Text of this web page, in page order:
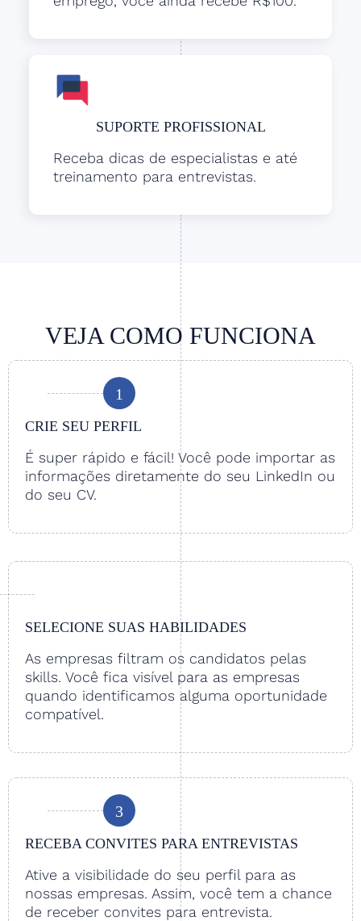
SUPORTE PROFISSIONAL
Receba dicas de especialistas e até
treinamento para entrevistas.
VEJA COMO FUNCIONA
1
CRIE SEU PERFIL
É super rápido e fácil! Você pode importar as
informações diretamente do seu LinkedIn ou
do seu CV.
SELECIONE SUAS HABILIDADES
As empresas filtram os candidatos pelas
skills. Você fica visível para as empresas
quando identificamos alguma oportunidade
compatível.
3
RECEBA CONVITES PARA ENTREVISTAS
Ative a visibilidade do seu perfil para as
nossas empresas. Assim, você tem a chance
de receber convites para entrevista.